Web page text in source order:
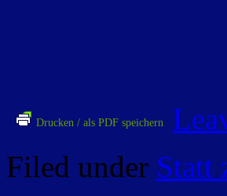
Drucken / als PDF speichern
Filed under Statt